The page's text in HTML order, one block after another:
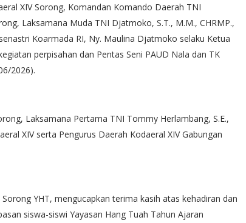
XIV Sorong, Komandan Komando Daerah TNI
Laksamana Muda TNI Djatmoko, S.T., M.M., CHRMP.,
Koarmada RI, Ny. Maulina Djatmoko selaku Ketua
perpisahan dan Pentas Seni PAUD Nala dan TK
2026).
Laksamana Pertama TNI Tommy Herlambang, S.E.,
XIV serta Pengurus Daerah Kodaeral XIV Gabungan
YHT, mengucapkan terima kasih atas kehadiran dan
siswa-siswi Yayasan Hang Tuah Tahun Ajaran